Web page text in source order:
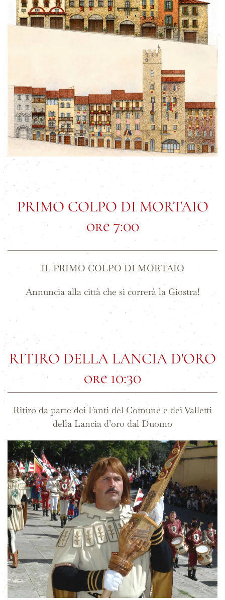
PRIMO COLPO DI MORTAIO
ore 7:00
IL PRIMO COLPO DI MORTAIO
Annuncia alla città che si correrà la Giostra!
RITIRO DELLA LANCIA D'ORO
ore 10:30
Ritiro da parte dei Fanti del Comune e dei Valletti
della Lancia d’oro dal Duomo